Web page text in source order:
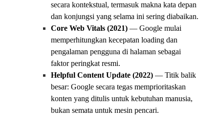
secara kontekstual, termasuk makna kata depan
dan konjungsi yang selama ini sering diabaikan.
Core Web Vitals (2021) — Google mulai
memperhitungkan kecepatan loading dan
pengalaman pengguna di halaman sebagai
faktor peringkat resmi.
Helpful Content Update (2022) — Titik balik
besar: Google secara tegas memprioritaskan
konten yang ditulis untuk kebutuhan manusia,
bukan semata untuk mesin pencari.